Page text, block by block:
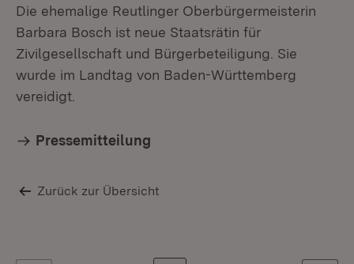
Die ehemalige Reutlinger Oberbürgermeisterin
Barbara Bosch ist neue Staatsrätin für
Zivilgesellschaft und Bürgerbeteiligung. Sie
wurde im Landtag von Baden-Württemberg
vereidigt.
Pressemitteilung
Zurück zur Übersicht